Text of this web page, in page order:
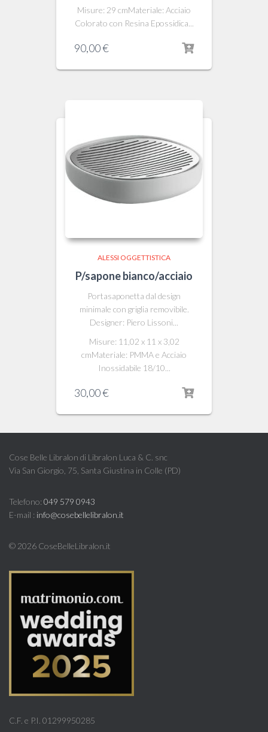
Misure: 29 cmMateriale: Acciaio
Colorato con Resina Epossidica...
90,00€
ALESSI OGGETTISTICA
P/sapone bianco/acciaio
Portasaponetta dal design
minimale con griglia removibile.
Designer: Piero Lissoni...
Misure: 11,02 x 11 x 3,02
cmMateriale: PMMA e Acciaio
Inossidabile 18/10...
30,00€
Cose Belle Libralon di Libralon Luca & C. snc
Via San Giorgio, 75, Santa Giustina in Colle (PD)
Telefono: 049 579 0943
E-mail : info@cosebellelibralon.it
© 2026 CoseBelleLibralon.it
C.F. e P.I. 01299950285